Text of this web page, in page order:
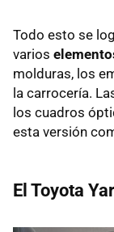
Todo esto se
varios
molduras, los
la carrocería.
los cuadros
esta versión
El Toyota